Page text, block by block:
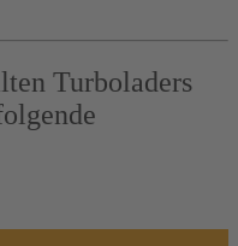
Turboladers